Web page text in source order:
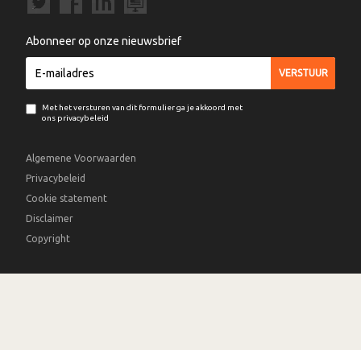
Abonneer op onze nieuwsbrief
Met het versturen van dit formulier ga je akkoord met
ons privacybeleid
Algemene Voorwaarden
Privacybeleid
Cookie statement
Disclaimer
Copyright